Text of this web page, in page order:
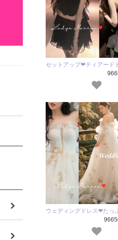
セットアップ❤ティアード
ウェディングドレス❤たっ